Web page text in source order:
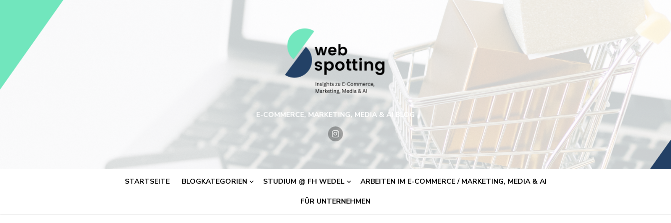
E-COMMERCE, MARKETING, MEDIA & AI BLOG
STARTSEITE BLOGKATEGORIEN STUDIUM @ FH WEDEL ARBEITEN IM E-COMMERCE / MARKETING, MEDIA & AI
FÜR UNTERNEHMEN